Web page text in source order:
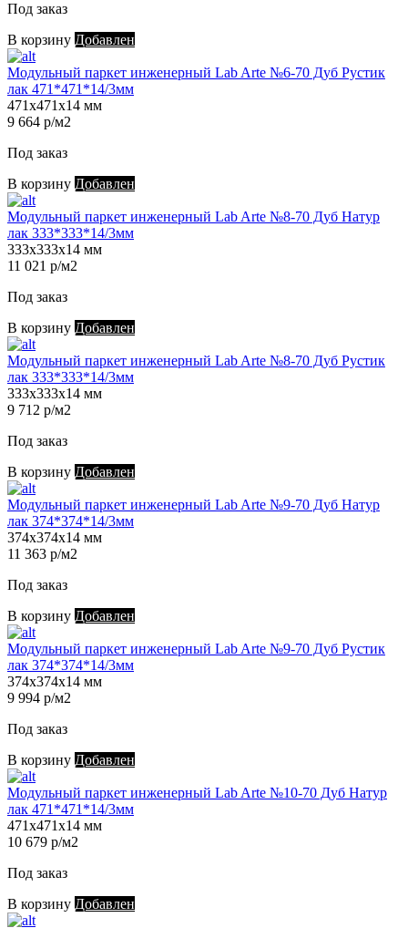
Под заказ
В корзину Добавлен
Модульный паркет инженерный Lab Arte №6-70 Дуб Рустик
лак 471*471*14/3мм
471х471х14 мм
9 664 р/м2
Под заказ
В корзину Добавлен
Модульный паркет инженерный Lab Arte №8-70 Дуб Натур
лак 333*333*14/3мм
333х333х14 мм
11 021 р/м2
Под заказ
В корзину Добавлен
Модульный паркет инженерный Lab Arte №8-70 Дуб Рустик
лак 333*333*14/3мм
333х333х14 мм
9 712 р/м2
Под заказ
В корзину Добавлен
Модульный паркет инженерный Lab Arte №9-70 Дуб Натур
лак 374*374*14/3мм
374х374х14 мм
11 363 р/м2
Под заказ
В корзину Добавлен
Модульный паркет инженерный Lab Arte №9-70 Дуб Рустик
лак 374*374*14/3мм
374х374х14 мм
9 994 р/м2
Под заказ
В корзину Добавлен
Модульный паркет инженерный Lab Arte №10-70 Дуб Натур
лак 471*471*14/3мм
471х471х14 мм
10 679 р/м2
Под заказ
В корзину Добавлен